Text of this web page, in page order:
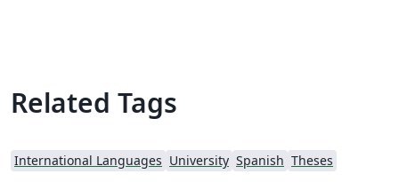
Related Tags
International Languages University Spanish Theses